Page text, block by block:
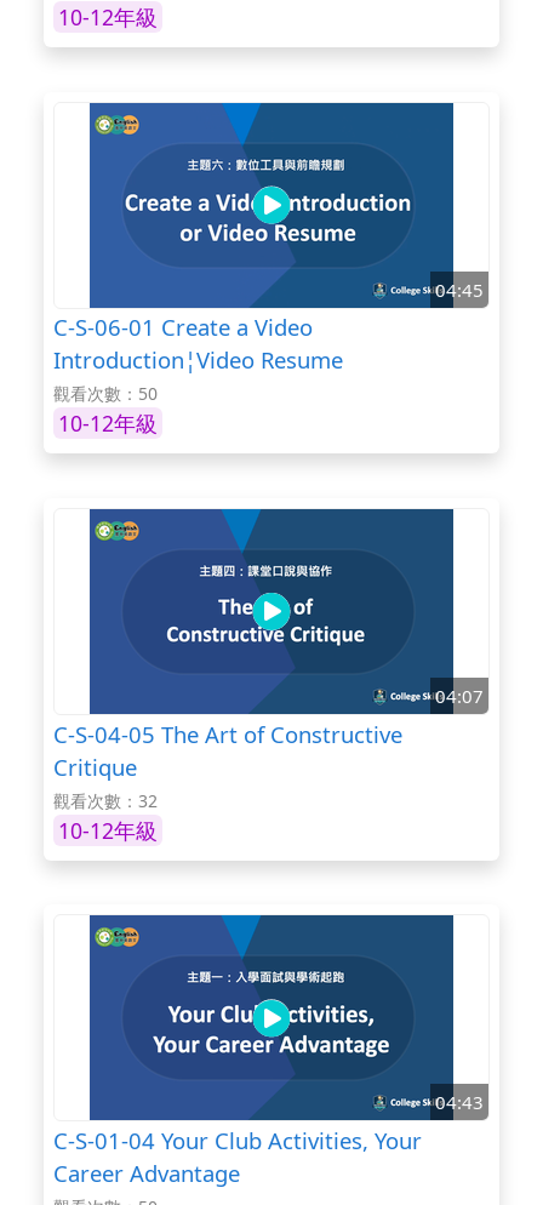
10-12年級
04:45
C-S-06-01 Create a Video
Introduction¦Video Resume
觀看次數：50
10-12年級
04:07
C-S-04-05 The Art of Constructive
Critique
觀看次數：32
10-12年級
04:43
C-S-01-04 Your Club Activities, Your
Career Advantage